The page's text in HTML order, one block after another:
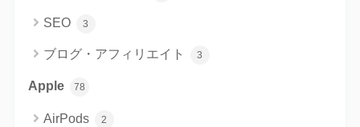
SEO 3
ブログ・アフィリエイト 3
Apple 78
AirPods 2